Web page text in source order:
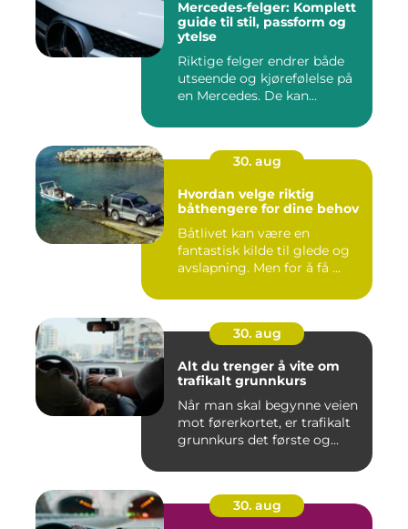
Mercedes-felger: Komplett
guide til stil, passform og
ytelse
Riktige felger endrer både
utseende og kjørefølelse på
en Mercedes. De kan...
30. aug
Hvordan velge riktig
båthengere for dine behov
Båtlivet kan være en
fantastisk kilde til glede og
avslapning. Men for å få ...
30. aug
Alt du trenger å vite om
trafikalt grunnkurs
Når man skal begynne veien
mot førerkortet, er trafikalt
grunnkurs det første og...
30. aug